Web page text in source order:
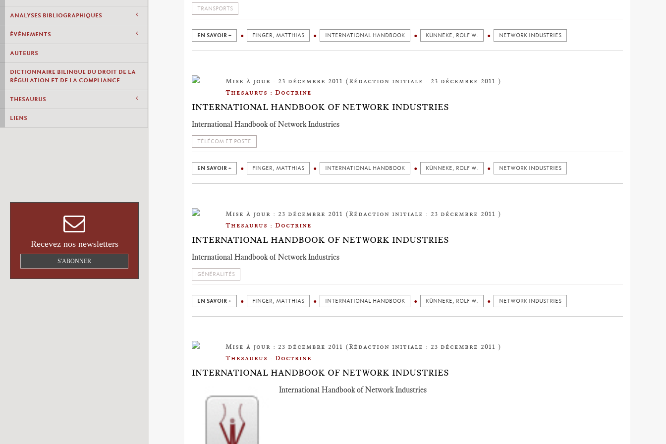
ANALYSES BIBLIOGRAPHIQUES
ÉVÉNEMENTS
AUTEURS
DICTIONNAIRE BILINGUE DU DROIT DE LA
RÉGULATION ET DE LA COMPLIANCE
THESAURUS
LIENS
Recevez nos newsletters
S'ABONNER
TRANSPORTS
EN SAVOIR + FINGER, MATTHIAS INTERNATIONAL HANDBOOK KÜNNEKE, ROLF W. NETWORK INDUSTRIES
Mise à jour : 23 décembre 2011 (Rédaction initiale : 23 décembre 2011 )
Thesaurus : Doctrine
INTERNATIONAL HANDBOOK OF NETWORK INDUSTRIES
International Handbook of Network Industries
TÉLÉCOM ET POSTE
EN SAVOIR + FINGER, MATTHIAS INTERNATIONAL HANDBOOK KÜNNEKE, ROLF W. NETWORK INDUSTRIES
Mise à jour : 23 décembre 2011 (Rédaction initiale : 23 décembre 2011 )
Thesaurus : Doctrine
INTERNATIONAL HANDBOOK OF NETWORK INDUSTRIES
International Handbook of Network Industries
GÉNÉRALITÉS
EN SAVOIR + FINGER, MATTHIAS INTERNATIONAL HANDBOOK KÜNNEKE, ROLF W. NETWORK INDUSTRIES
Mise à jour : 23 décembre 2011 (Rédaction initiale : 23 décembre 2011 )
Thesaurus : Doctrine
INTERNATIONAL HANDBOOK OF NETWORK INDUSTRIES
International Handbook of Network Industries